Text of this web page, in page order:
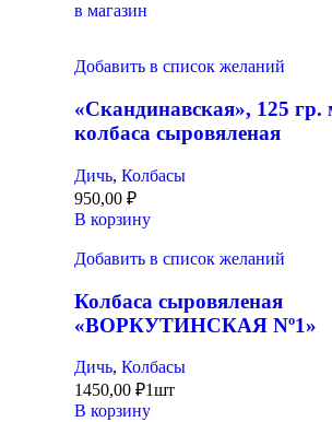
в магазин
Добавить в список желаний
«Скандинавская», 125 гр.
колбаса сыровяленая
Дичь, Колбасы
950,00 ₽
В корзину
Добавить в список желаний
Колбаса сыровяленая
«ВОРКУТИНСКАЯ Nº1»
Дичь, Колбасы
1450,00 ₽1шт
В корзину